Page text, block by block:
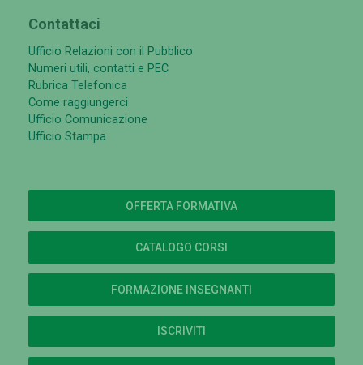
Contattaci
Ufficio Relazioni con il Pubblico
Numeri utili, contatti e PEC
Rubrica Telefonica
Come raggiungerci
Ufficio Comunicazione
Ufficio Stampa
OFFERTA FORMATIVA
CATALOGO CORSI
FORMAZIONE INSEGNANTI
ISCRIVITI